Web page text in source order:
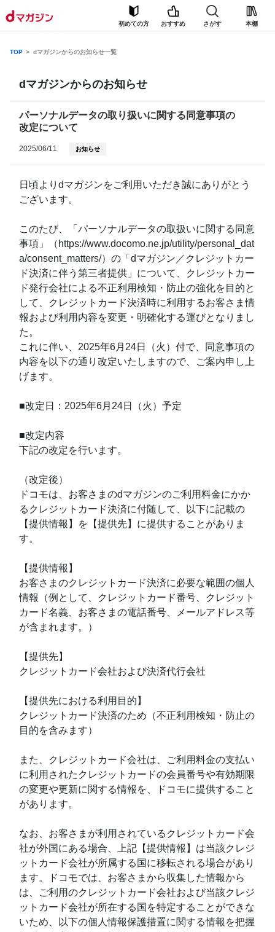
初めての方 おすすめ さがす 本棚
TOP dマガジンからのお知らせ一覧
dマガジンからのお知らせ
パーソナルデータの取り扱いに関する同意事項の
改定について
2025/06/11 お知らせ
日頃よりdマガジンをご利用いただき誠にありがとう
ございます。
このたび、「パーソナルデータの取扱いに関する同意
事項」（https://www.docomo.ne.jp/utility/personal_dat
a/consent_matters/）の「dマガジン／クレジットカー
ド決済に伴う第三者提供」について、クレジットカー
ド発行会社による不正利用検知・防止の強化を目的と
して、クレジットカード決済時に利用するお客さま情
報および利用内容を変更・明確化する運びとなりまし
た。
これに伴い、2025年6月24日（火）付で、同意事項の
内容を以下の通り改定いたしますので、ご案内申し上
げます。
■改定日：2025年6月24日（火）予定
■改定内容
下記の改定を行います。
（改定後）
ドコモは、お客さまのdマガジンのご利用料金にかか
るクレジットカード決済に付随して、以下に記載の
【提供情報】を【提供先】に提供することがありま
す。
【提供情報】
お客さまのクレジットカード決済に必要な範囲の個人
情報（例として、クレジットカード番号、クレジット
カード名義、お客さまの電話番号、メールアドレス等
が含まれます。）
【提供先】
クレジットカード会社および決済代行会社
【提供先における利用目的】
クレジットカード決済のため（不正利用検知・防止の
目的を含みます）
また、クレジットカード会社は、ご利用料金の支払い
に利用されたクレジットカードの会員番号や有効期限
の変更や更新に関する情報を、ドコモに提供すること
があります。
なお、お客さまが利用されているクレジットカード会
社が外国にある場合、上記【提供情報】は当該クレジ
ットカード会社が所属する国に移転される場合があり
ます。ドコモでは、お客さまから収集した情報から
は、ご利用のクレジットカード会社および当該クレジ
ットカード会社が所在する国を特定することができな
いため、以下の個人情報保護措置に関する情報を把握